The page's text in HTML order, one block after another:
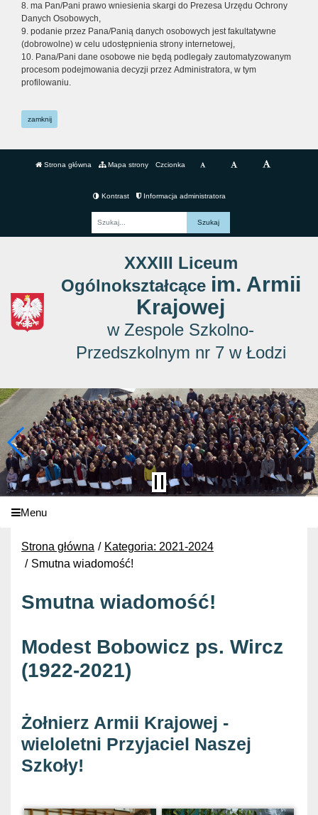
8. ma Pan/Pani prawo wniesienia skargi do Prezesa Urzędu Ochrony
Danych Osobowych,
9. podanie przez Pana/Panią danych osobowych jest fakultatywne
(dobrowolne) w celu udostępnienia strony internetowej,
10. Pana/Pani dane osobowe nie będą podlegały zautomatyzowanym
procesom podejmowania decyzji przez Administratora, w tym
profilowaniu.
zamknij
Strona główna Mapa strony Czcionka
Kontrast Informacja administratora
XXXIII Liceum
Ogólnokształcące im. Armii
Krajowej
w Zespole Szkolno-
Przedszkolnym nr 7 w Łodzi
Menu
Strona główna
Kategoria: 2021-2024
Smutna wiadomość!
Smutna wiadomość!
Modest Bobowicz ps. Wircz
(1922-2021)
Żołnierz Armii Krajowej -
wieloletni Przyjaciel Naszej
Szkoły!